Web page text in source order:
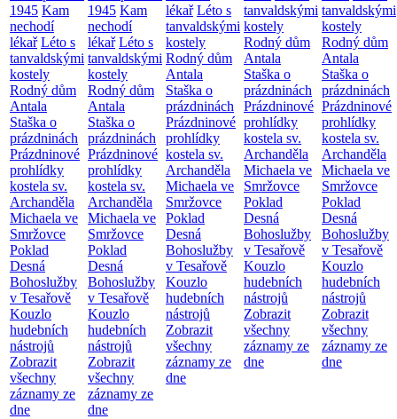
1945 Kam
nechodí
lékař Léto s
tanvaldskými
kostely
Rodný dům
Antala
Staška o
prázdninách
Prázdninové
prohlídky
kostela sv.
Archanděla
Michaela ve
Smržovce
Poklad
Desná
Bohoslužby
v Tesařově
Kouzlo
hudebních
nástrojů
Zobrazit
všechny
záznamy ze
dne
1945 Kam
nechodí
lékař Léto s
tanvaldskými
kostely
Rodný dům
Antala
Staška o
prázdninách
Prázdninové
prohlídky
kostela sv.
Archanděla
Michaela ve
Smržovce
Poklad
Desná
Bohoslužby
v Tesařově
Kouzlo
hudebních
nástrojů
Zobrazit
všechny
záznamy ze
dne
lékař Léto s
tanvaldskými
kostely
Rodný dům
Antala
Staška o
prázdninách
Prázdninové
prohlídky
kostela sv.
Archanděla
Michaela ve
Smržovce
Poklad
Desná
Bohoslužby
v Tesařově
Kouzlo
hudebních
nástrojů
Zobrazit
všechny
záznamy ze
dne
tanvaldskými
kostely
Rodný dům
Antala
Staška o
prázdninách
Prázdninové
prohlídky
kostela sv.
Archanděla
Michaela ve
Smržovce
Poklad
Desná
Bohoslužby
v Tesařově
Kouzlo
hudebních
nástrojů
Zobrazit
všechny
záznamy ze
dne
tanvaldskými
kostely
Rodný dům
Antala
Staška o
prázdninách
Prázdninové
prohlídky
kostela sv.
Archanděla
Michaela ve
Smržovce
Poklad
Desná
Bohoslužby
v Tesařově
Kouzlo
hudebních
nástrojů
Zobrazit
všechny
záznamy ze
dne